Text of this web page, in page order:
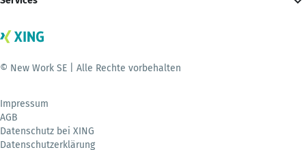
© New Work SE | Alle Rechte vorbehalten
Impressum
AGB
Datenschutz bei XING
Datenschutzerklärung